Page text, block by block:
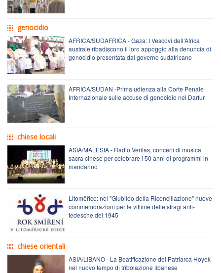
genocidio
AFRICA/SUDAFRICA - Gaza: I Vescovi dell’Africa
australe ribadiscono il loro appoggio alla denuncia di
genocidio presentata dal governo sudafricano
AFRICA/SUDAN -Prima udienza alla Corte Penale
Internazionale sulle accuse di genocidio nel Darfur
chiese locali
ASIA/MALESIA - Radio Veritas, concerti di musica
sacra cinese per celebrare i 50 anni di programmi in
mandarino
Litoměřice: nel "Giubileo della Riconciliazione" nuove
commemorazioni per le vittime delle stragi anti-
tedesche del 1945
chiese orientali
ASIA/LIBANO - La Beatificazione del Patriarca Hoyek
nel nuovo tempo di tribolazione libanese